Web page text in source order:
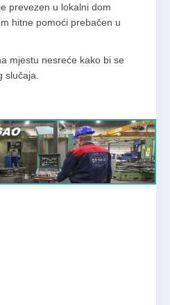
prevezen u lokalni dom
hitne pomoći prebačen u
mjestu nesreće kako bi se
slučaja.